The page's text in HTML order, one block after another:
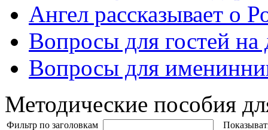
Ангел рассказывает о
Вопросы для гостей
Вопросы для
Методические пособия
Фильтр по заголовкам